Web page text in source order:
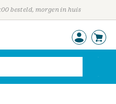
besteld, morgen in huis